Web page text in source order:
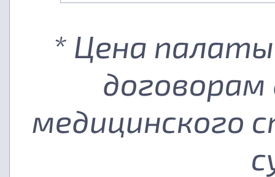
* Цена
договорам
медицинского